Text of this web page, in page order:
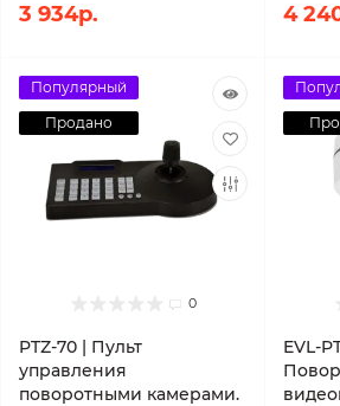
3 934р. 4
Популярный
Продано
0
PTZ-70 | Пульт
управления
поворотными камерами.
EVL-